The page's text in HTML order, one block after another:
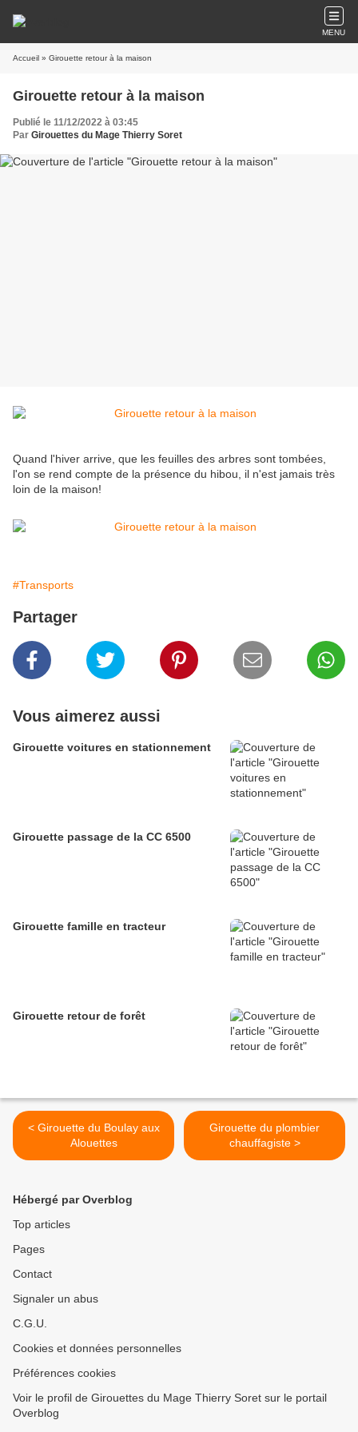
MENU
Accueil » Girouette retour à la maison
Girouette retour à la maison
Publié le 11/12/2022 à 03:45
Par Girouettes du Mage Thierry Soret
Quand l'hiver arrive, que les feuilles des arbres sont tombées,
l'on se rend compte de la présence du hibou, il n'est jamais très
loin de la maison!
#Transports
Partager
Vous aimerez aussi
Girouette voitures en stationnement
Girouette passage de la CC 6500
Girouette famille en tracteur
Girouette retour de forêt
< Girouette du Boulay aux
Alouettes
Girouette du plombier
chauffagiste >
Hébergé par Overblog
Top articles
Pages
Contact
Signaler un abus
C.G.U.
Cookies et données personnelles
Préférences cookies
Voir le profil de Girouettes du Mage Thierry Soret sur le portail
Overblog